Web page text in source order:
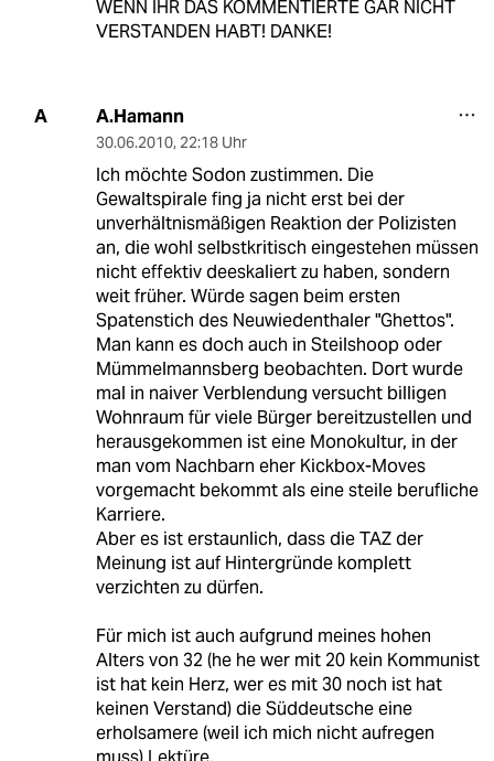
WENN IHR DAS KOMMENTIERTE GAR NICHT
VERSTANDEN HABT! DANKE!
A A.Hamann
30.06.2010, 22:18 Uhr
Ich möchte Sodon zustimmen. Die
Gewaltspirale fing ja nicht erst bei der
unverhältnismäßigen Reaktion der Polizisten
an, die wohl selbstkritisch eingestehen müssen
nicht effektiv deeskaliert zu haben, sondern
weit früher. Würde sagen beim ersten
Spatenstich des Neuwiedenthaler "Ghettos".
Man kann es doch auch in Steilshoop oder
Mümmelmannsberg beobachten. Dort wurde
mal in naiver Verblendung versucht billigen
Wohnraum für viele Bürger bereitzustellen und
herausgekommen ist eine Monokultur, in der
man vom Nachbarn eher Kickbox-Moves
vorgemacht bekommt als eine steile berufliche
Karriere.
Aber es ist erstaunlich, dass die TAZ der
Meinung ist auf Hintergründe komplett
verzichten zu dürfen.
Für mich ist auch aufgrund meines hohen
Alters von 32 (he he wer mit 20 kein Kommunist
ist hat kein Herz, wer es mit 30 noch ist hat
keinen Verstand) die Süddeutsche eine
erholsamere (weil ich mich nicht aufregen